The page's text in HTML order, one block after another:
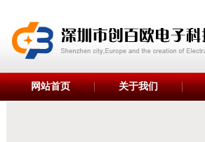
网站首页 关于我们